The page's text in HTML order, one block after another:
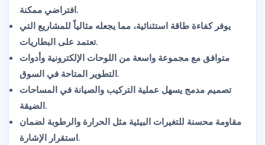
افتراضي ممكنة.
يوفر كفاءة طاقة استثنائية، مما يجعله مثالياً للمشاريع التي
تعتمد على البطاريات.
متوافق مع مجموعة واسعة من اللوحات الإلكترونية وأدوات
التطوير المتاحة في السوق.
تصميم مدمج يسهل عملية التركيب والصيانة في المساحات
الضيقة.
مقاومة محسنة للتغيرات البيئية مثل الحرارة والرطوبة لضمان
استقرار الإشارة.